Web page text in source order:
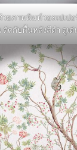
วยภาพพิมพ์วอลเปเป
ตัดกับพื้นหลังสีดำ ดูเด่